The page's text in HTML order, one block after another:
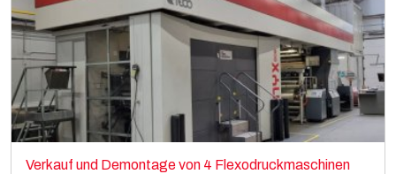
RCL
Printing machines
Rotogravure
Verkauf und Demontage von 4 Flexodruckmaschinen